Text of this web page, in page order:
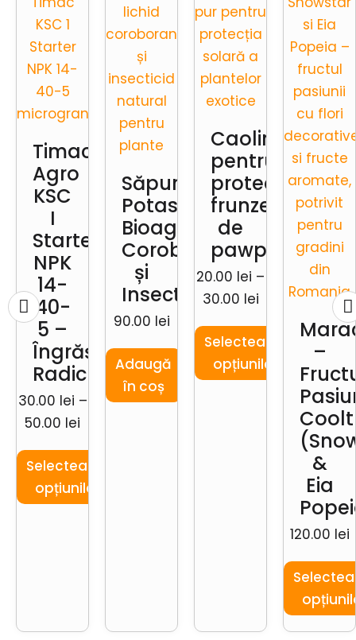
Timac
Agro
KSC
I
Starter
NPK
14-
40-
5 –
Îngrășământ
Radicular
30.00 lei –
50.00 lei
Selectează
opțiunile
Săpun
Potasic
Bioagrotech:
Coroborant
și
Insecticid
90.00 lei
Adaugă
în coș
Caolin
pentru
protecția
frunzelor
de
pawpaw
20.00 lei –
30.00 lei
Selectează
opțiunile
–
&
Eia
120.00 lei